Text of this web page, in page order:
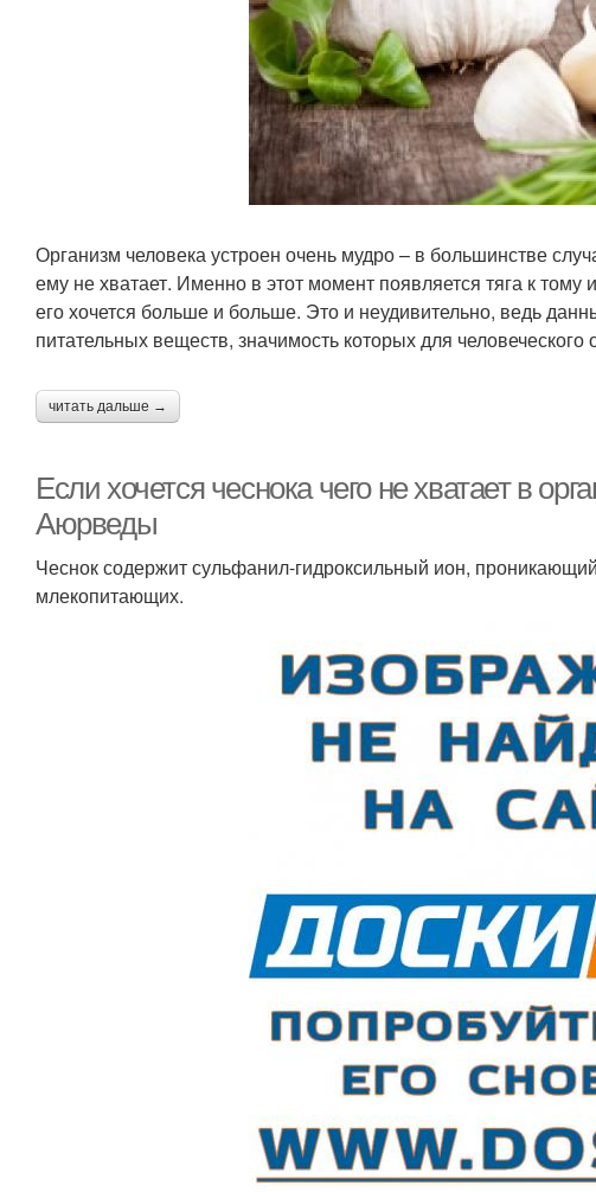
Организм человека устроен очень мудро – в большинстве
ему не хватает. Именно в этот момент появляется тяга к тому
его хочется больше и больше. Это и неудивительно, ведь
питательных веществ, значимость которых для
читать дальше →
Если хочется чеснока чего не хватает в
Аюрведы
Чеснок содержит сульфанил-гидроксильный ион,
млекопитающих.